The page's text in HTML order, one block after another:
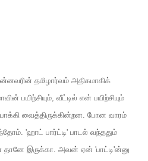
தமிழார்வம் அதிகமாகிக்
பயிற்சியும், வீட்டில் என் பயிற்சியும்
வைத்திருக்கின்றன. போன வாரம்
'ஹாட் பார்ட்டி' பாடல் வந்ததும்
தானே இருக்கா. அவன் ஏன் 'பாட்டி'ன்னு